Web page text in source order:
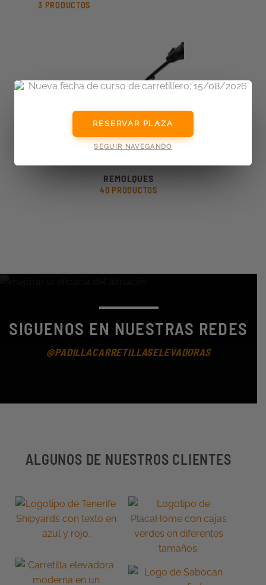
3 PRODUCTOS
REMOLQUES
40 PRODUCTOS
SIGUENOS EN NUESTRAS REDES
@PADILLACARRETILLASELEVADORAS
ALGUNOS DE NUESTROS CLIENTES
RESERVAR PLAZA
SEGUIR NAVEGANDO